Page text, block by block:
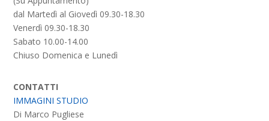
dal Martedì al Giovedì 09.30-18.30
Venerdì 09.30-18.30
Sabato 10.00-14.00
Chiuso Domenica e Lunedì
CONTATTI
IMMAGINI STUDIO
Di Marco Pugliese